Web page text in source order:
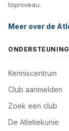
topniveau.
Meer over de
ONDERSTEUNING
Kenniscentrum
Club aanmelden
Zoek een club
De Atletiekunie